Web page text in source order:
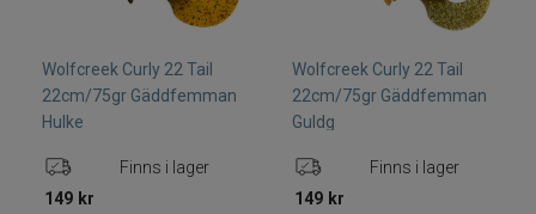
Wolfcreek Curly 22 Tail
22cm/75gr Gäddfemman
Hulke
Finns i lager
149 kr
Wolfcreek Curly 22 Tail
22cm/75gr Gäddfemman
Guldg
Finns i lager
149 kr